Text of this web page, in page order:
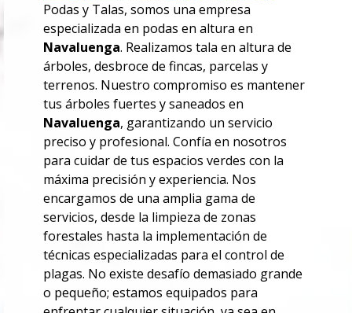
Podas y Talas, somos una empresa
especializada en podas en altura en
Navaluenga. Realizamos tala en altura de
árboles, desbroce de fincas, parcelas y
terrenos. Nuestro compromiso es mantener
tus árboles fuertes y saneados en
Navaluenga, garantizando un servicio
preciso y profesional. Confía en nosotros
para cuidar de tus espacios verdes con la
máxima precisión y experiencia. Nos
encargamos de una amplia gama de
servicios, desde la limpieza de zonas
forestales hasta la implementación de
técnicas especializadas para el control de
plagas. No existe desafío demasiado grande
o pequeño; estamos equipados para